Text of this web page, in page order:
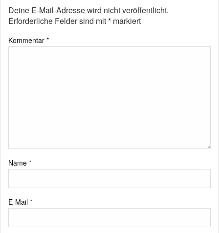
Deine E-Mail-Adresse wird nicht veröffentlicht.
Erforderliche Felder sind mit* markiert
Kommentar *
Name *
E-Mail *